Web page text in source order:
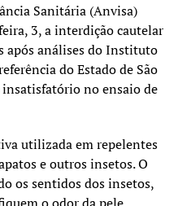
atenção especial
de rotina, a campanha
de vacinação contra
Sanitária (Anvisa)
3, a interdição cautelar
após análises do Instituto
do Estado de São
no ensaio de
utilizada em repelentes
e outros insetos. O
os sentidos dos insetos,